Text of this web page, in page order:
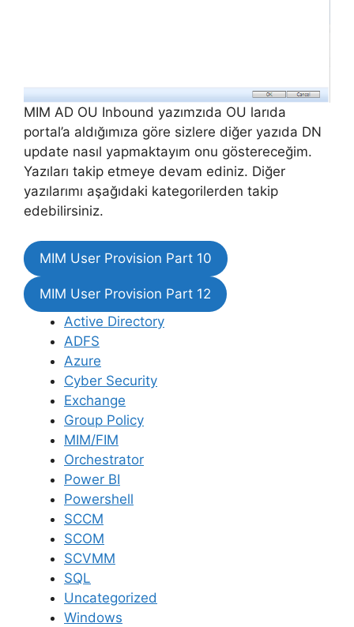
MIM AD OU Inbound yazımzıda OU larıda
portal’a aldığımıza göre sizlere diğer yazıda DN
update nasıl yapmaktayım onu göstereceğim.
Yazıları takip etmeye devam ediniz. Diğer
yazılarımı aşağıdaki kategorilerden takip
edebilirsiniz.
MIM User Provision Part 10
MIM User Provision Part 12
Active Directory
ADFS
Azure
Cyber Security
Exchange
Group Policy
MIM/FIM
Orchestrator
Power BI
Powershell
SCCM
SCOM
SCVMM
SQL
Uncategorized
Windows